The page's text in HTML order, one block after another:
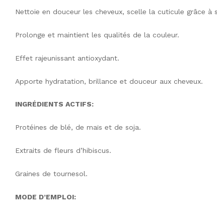
Nettoie en douceur les cheveux, scelle la cuticule grâce
Prolonge et maintient les qualités de la couleur.
Effet rajeunissant antioxydant.
Apporte hydratation, brillance et douceur aux cheveux.
INGRÉDIENTS ACTIFS:
Protéines de blé, de maïs et de soja.
Extraits de fleurs d’hibiscus.
Graines de tournesol.
MODE D’EMPLOI: